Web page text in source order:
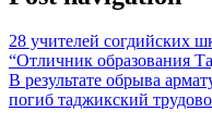
28 учителей согдийских
“Отличник образования
В результате обрыва
погиб таджикский